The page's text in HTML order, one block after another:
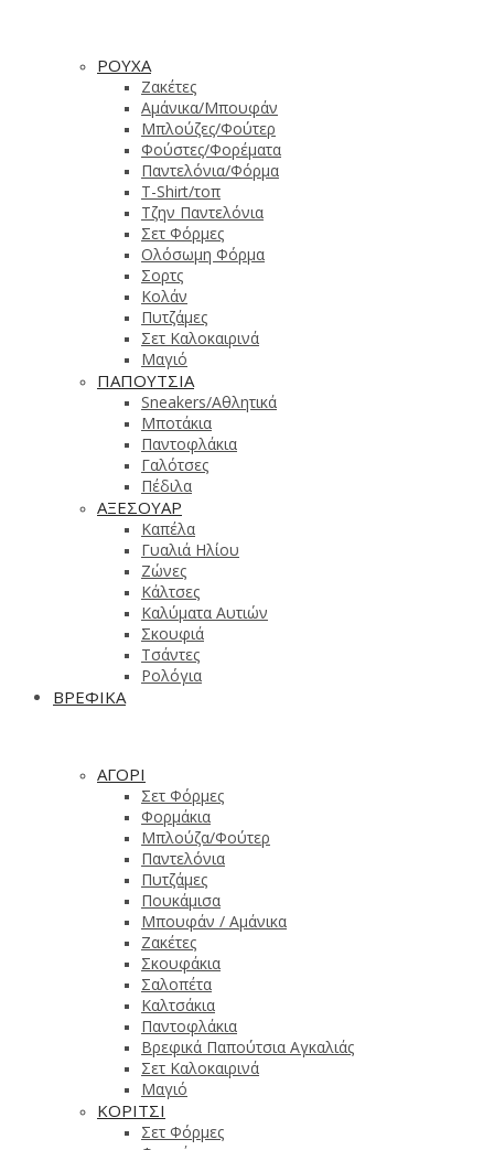
ΡΟΥΧΑ
Ζακέτες
Αμάνικα/Μπουφάν
Μπλούζες/Φούτερ
Φούστες/Φορέματα
Παντελόνια/Φόρμα
T-Shirt/τοπ
Τζην Παντελόνια
Σετ Φόρμες
Ολόσωμη Φόρμα
Σορτς
Κολάν
Πυτζάμες
Σετ Καλοκαιρινά
Μαγιό
ΠΑΠΟΥΤΣΙΑ
Sneakers/Αθλητικά
Μποτάκια
Παντοφλάκια
Γαλότσες
Πέδιλα
ΑΞΕΣΟΥΑΡ
Καπέλα
Γυαλιά Ηλίου
Ζώνες
Κάλτσες
Καλύματα Αυτιών
Σκουφιά
Τσάντες
Ρολόγια
ΒΡΕΦΙΚΑ
ΑΓΟΡΙ
Σετ Φόρμες
Φορμάκια
Μπλούζα/Φούτερ
Παντελόνια
Πυτζάμες
Πουκάμισα
Μπουφάν / Αμάνικα
Ζακέτες
Σκουφάκια
Σαλοπέτα
Καλτσάκια
Παντοφλάκια
Βρεφικά Παπούτσια Αγκαλιάς
Σετ Καλοκαιρινά
Μαγιό
ΚΟΡΙΤΣΙ
Σετ Φόρμες